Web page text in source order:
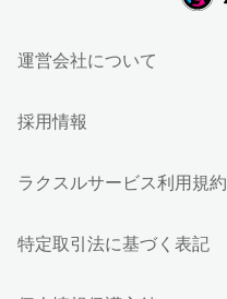
運営会社について
採用情報
ラクスルサービス利用規約
特定取引法に基づく表記